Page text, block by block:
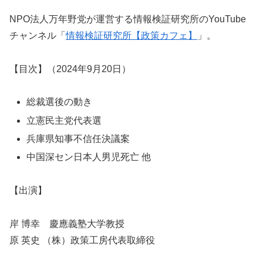
NPO法人万年野党が運営する情報検証研究所のYouTube
チャンネル「情報検証研究所【政策カフェ】 」。
【目次】（2024年9月20日）
総裁選後の動き
立憲民主党代表選
兵庫県知事不信任決議案
中国深セン日本人男児死亡 他
【出演】
岸 博幸 慶應義塾大学教授
原 英史 （株）政策工房代表取締役